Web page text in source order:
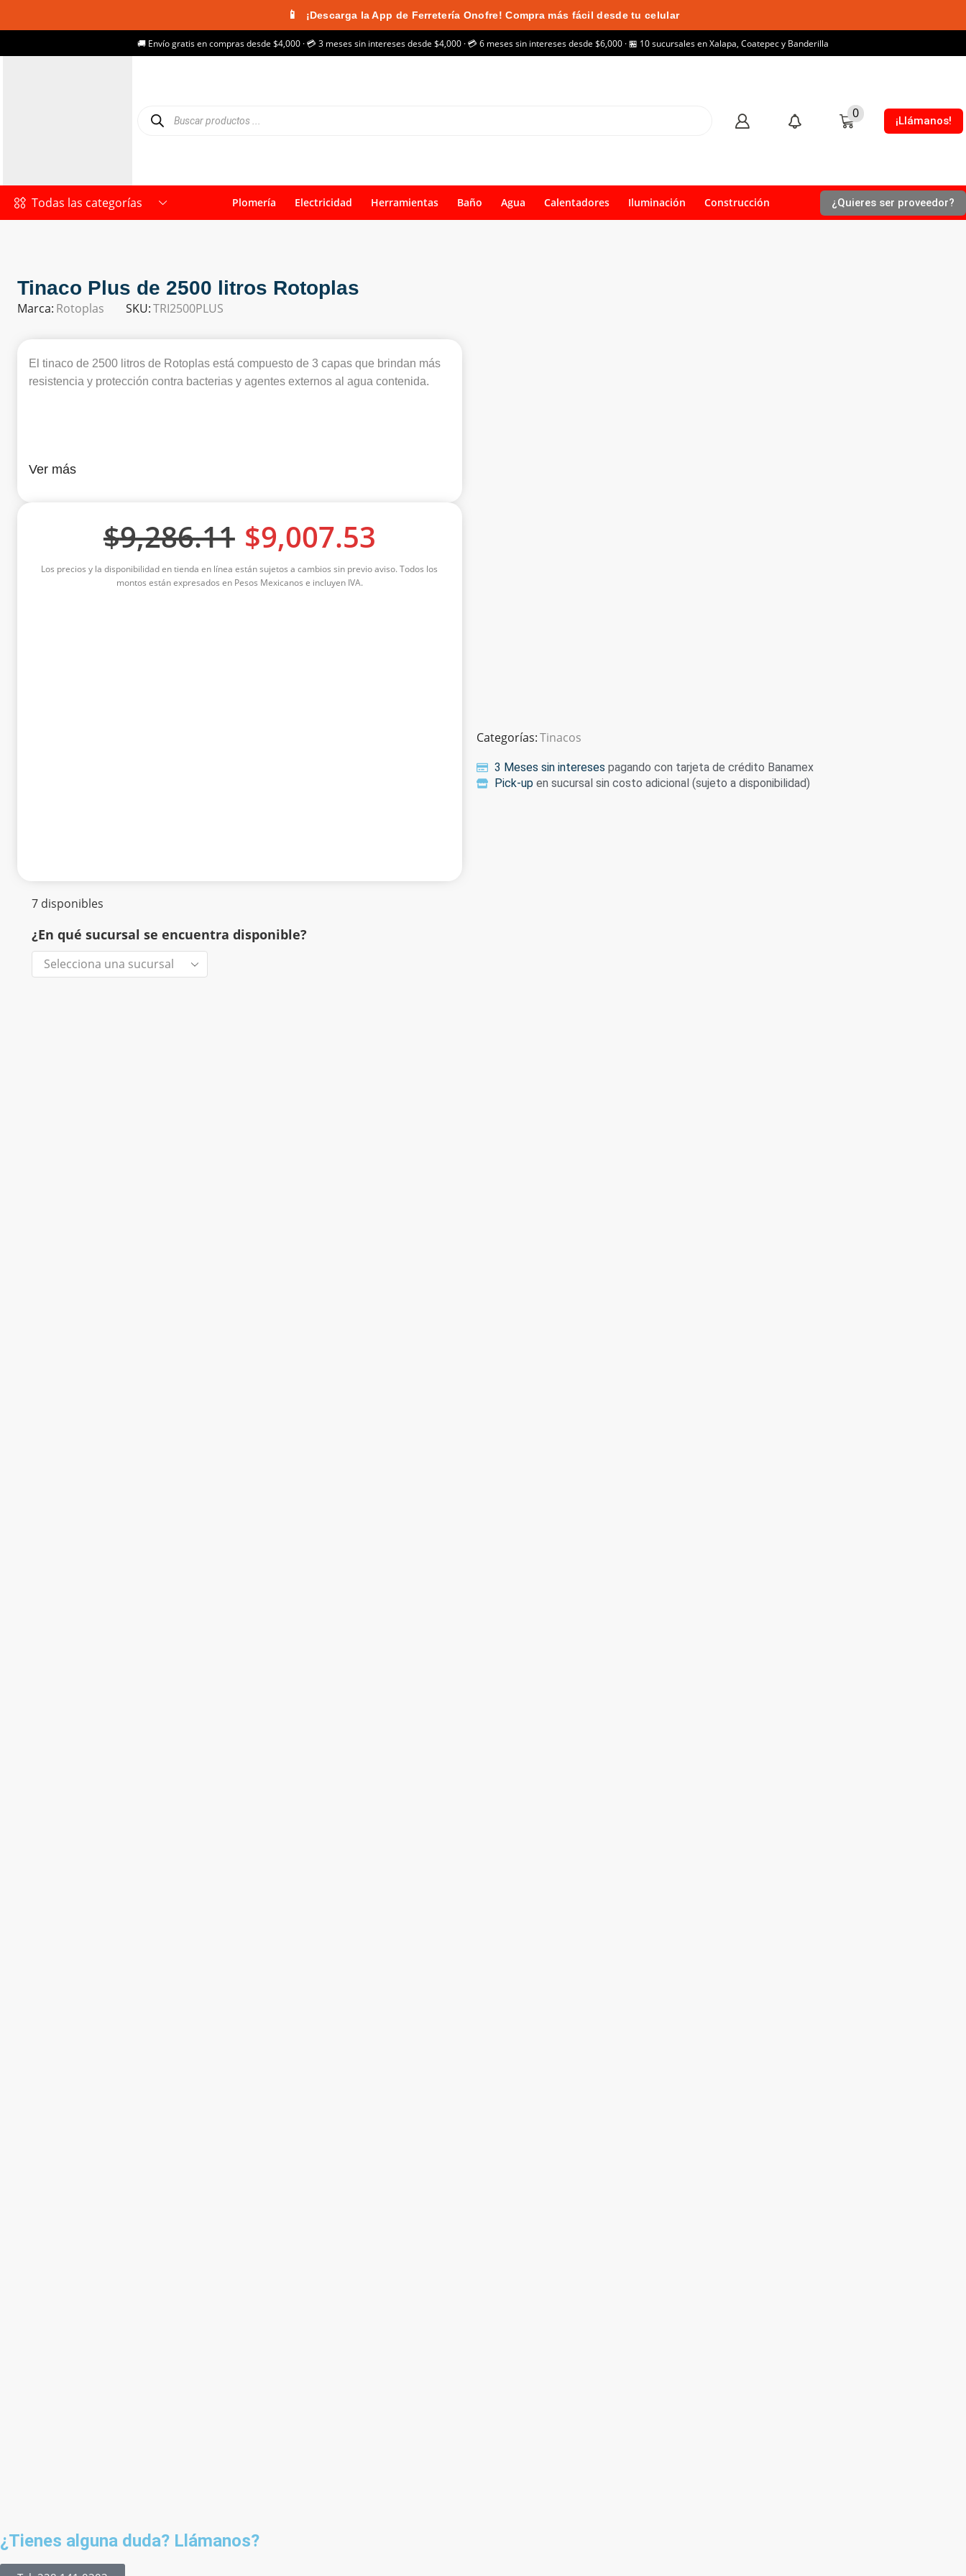
📱 ¡Descarga la App de Ferretería Onofre! Compra más fácil desde tu celular
🚚 Envío gratis en compras desde $4,000 · 💳 3 meses sin intereses desde $4,000 · 💳 6 meses sin intereses desde $6,000 · 🏪 10 sucursales en Xalapa, Coatepec y Banderilla
0 ¡Llámanos!
Todas las categorías Plomería Electricidad Herramientas Baño Agua Calentadores Iluminación Construcción ¿Quieres ser proveedor?
Tinaco Plus de 2500 litros Rotoplas
Marca: Rotoplas SKU:TRI2500PLUS
El tinaco de 2500 litros de Rotoplas está compuesto de 3 capas que brindan más
resistencia y protección contra bacterias y agentes externos al agua contenida.
Ver más
$9,286.11 $9,007.53
Los precios y la disponibilidad en tienda en línea están sujetos a cambios sin previo aviso. Todos los
montos están expresados en Pesos Mexicanos e incluyen IVA.
7 disponibles
¿En qué sucursal se encuentra disponible?
Categorías:Tinacos
3 Meses sin intereses pagando con tarjeta de crédito Banamex
Pick-upen sucursal sin costo adicional (sujeto a disponibilidad)
¿Tienes alguna duda? Llámanos?